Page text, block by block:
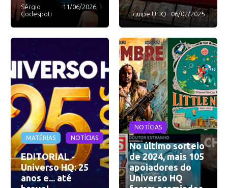
Sérgio
Codespoti
11/06/2026
Equipe UHQ 06/02/2025
MATÉRIAS NOTÍCIAS
EDITORIAL -
Universo HQ: 25
anos e... até
NOTÍCIAS
No último sorteio
de 2024, mais 105
apoiadores do
Universo HQ